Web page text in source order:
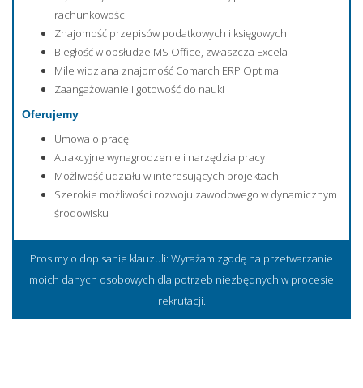
rachunkowości
Znajomość przepisów podatkowych i księgowych
Biegłość w obsłudze MS Office, zwłaszcza Excela
Mile widziana znajomość Comarch ERP Optima
Zaangażowanie i gotowość do nauki
Oferujemy
Umowa o pracę
Atrakcyjne wynagrodzenie i narzędzia pracy
Możliwość udziału w interesujących projektach
Szerokie możliwości rozwoju zawodowego w dynamicznym
środowisku
Prosimy o dopisanie klauzuli: Wyrażam zgodę na przetwarzanie
moich danych osobowych dla potrzeb niezbędnych w procesie
rekrutacji.